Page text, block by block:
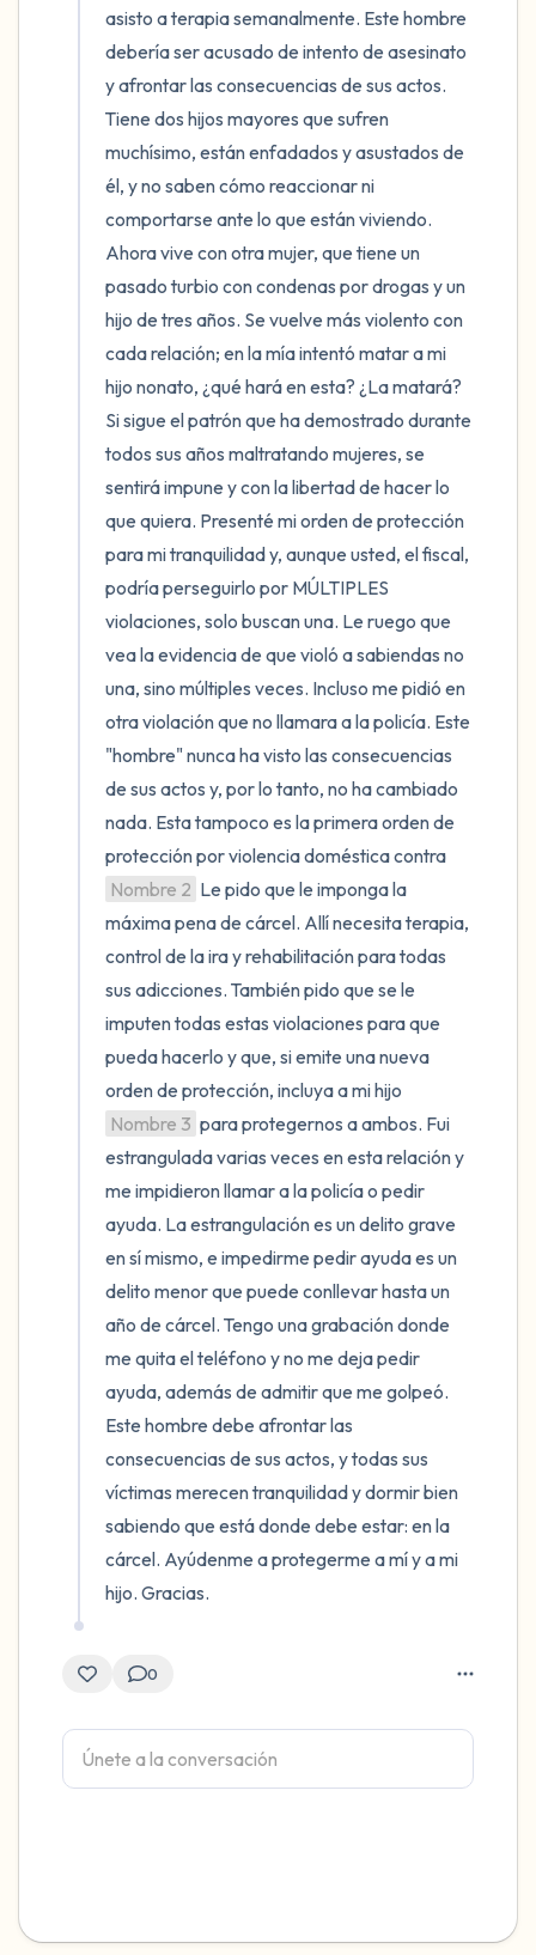
asisto a terapia semanalmente. Este hombre
debería ser acusado de intento de asesinato
y afrontar las consecuencias de sus actos.
Tiene dos hijos mayores que sufren
muchísimo, están enfadados y asustados de
él, y no saben cómo reaccionar ni
comportarse ante lo que están viviendo.
Ahora vive con otra mujer, que tiene un
pasado turbio con condenas por drogas y un
hijo de tres años. Se vuelve más violento con
cada relación; en la mía intentó matar a mi
hijo nonato, ¿qué hará en esta? ¿La matará?
Si sigue el patrón que ha demostrado durante
todos sus años maltratando mujeres, se
sentirá impune y con la libertad de hacer lo
que quiera. Presenté mi orden de protección
para mi tranquilidad y, aunque usted, el fiscal,
podría perseguirlo por MÚLTIPLES
violaciones, solo buscan una. Le ruego que
vea la evidencia de que violó a sabiendas no
una, sino múltiples veces. Incluso me pidió en
otra violación que no llamara a la policía. Este
"hombre" nunca ha visto las consecuencias
de sus actos y, por lo tanto, no ha cambiado
nada. Esta tampoco es la primera orden de
Nombre 2 Le pido que le imponga la
máxima pena de cárcel. Allí necesita terapia,
control de la ira y rehabilitación para todas
sus adicciones. También pido que se le
imputen todas estas violaciones para que
pueda hacerlo y que, si emite una nueva
Nombre 3 para protegernos a ambos. Fui
estrangulada varias veces en esta relación y
me impidieron llamar a la policía o pedir
ayuda. La estrangulación es un delito grave
en sí mismo, e impedirme pedir ayuda es un
delito menor que puede conllevar hasta un
año de cárcel. Tengo una grabación donde
me quita el teléfono y no me deja pedir
ayuda, además de admitir que me golpeó.
Este hombre debe afrontar las
consecuencias de sus actos, y todas sus
víctimas merecen tranquilidad y dormir bien
sabiendo que está donde debe estar: en la
cárcel. Ayúdenme a protegerme a mí y a mi
hijo. Gracias.
0